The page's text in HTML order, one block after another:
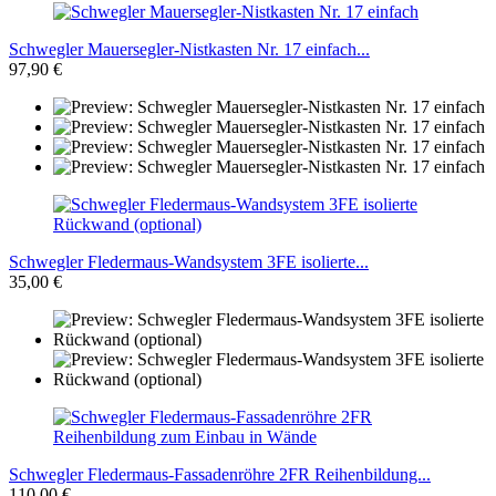
Schwegler Mauersegler-Nistkasten Nr. 17 einfach...
97,90 €
Schwegler Fledermaus-Wandsystem 3FE isolierte...
35,00 €
Schwegler Fledermaus-Fassadenröhre 2FR Reihenbildung...